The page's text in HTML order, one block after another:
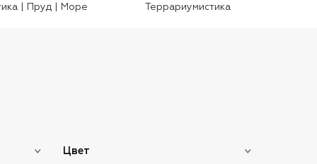
| Пруд | Море Террариумистика
Цвет